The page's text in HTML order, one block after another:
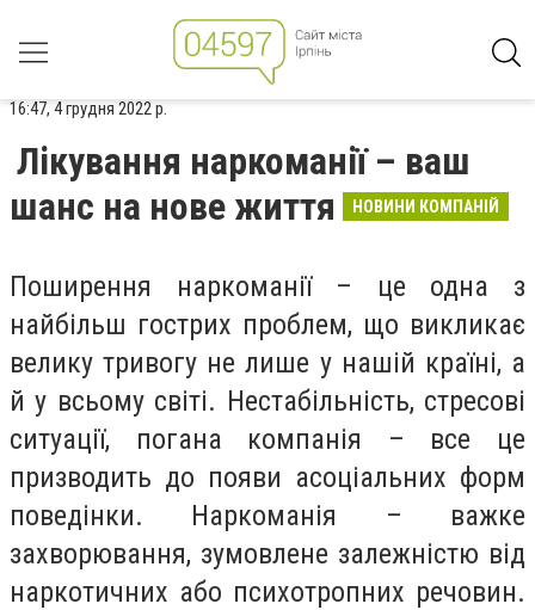
16:47, 4 грудня 2022 р.
Лікування наркоманії – ваш
шанс на нове життя
НОВИНИ КОМПАНІЙ
Поширення наркоманії – це одна з
найбільш гострих проблем, що викликає
велику тривогу не лише у нашій країні, а
й у всьому світі. Нестабільність, стресові
ситуації, погана компанія – все це
призводить до появи асоціальних форм
поведінки. Наркоманія – важке
захворювання, зумовлене залежністю від
наркотичних або психотропних речовин.